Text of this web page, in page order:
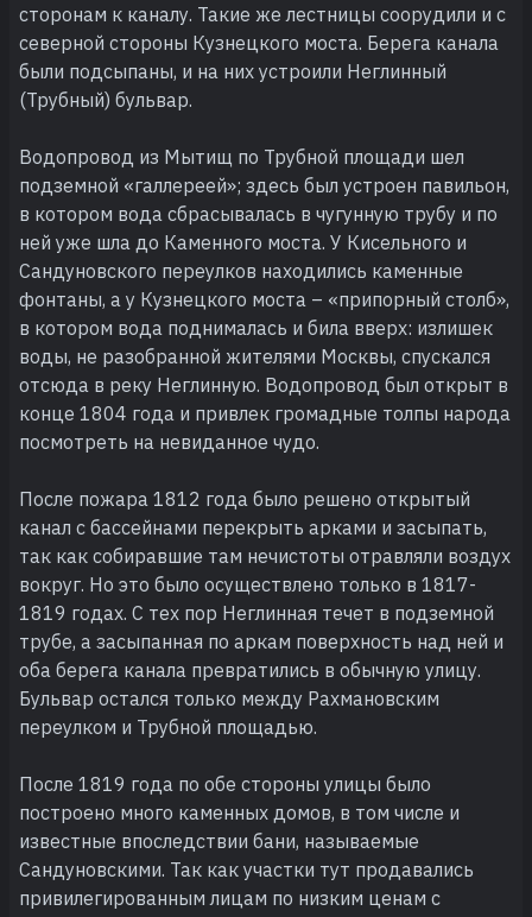
сторонам к каналу. Такие же лестницы соорудили и с
северной стороны Кузнецкого моста. Берега канала
были подсыпаны, и на них устроили Неглинный
(Трубный) бульвар.
Водопровод из Мытищ по Трубной площади шел
подземной «галлереей»; здесь был устроен павильон,
в котором вода сбрасывалась в чугунную трубу и по
ней уже шла до Каменного моста. У Кисельного и
Сандуновского переулков находились каменные
фонтаны, а у Кузнецкого моста – «припорный столб»,
в котором вода поднималась и била вверх: излишек
воды, не разобранной жителями Москвы, спускался
отсюда в реку Неглинную. Водопровод был открыт в
конце 1804 года и привлек громадные толпы народа
посмотреть на невиданное чудо.
После пожара 1812 года было решено открытый
канал с бассейнами перекрыть арками и засыпать,
так как собиравшие там нечистоты отравляли воздух
вокруг. Но это было осуществлено только в 1817-
1819 годах. С тех пор Неглинная течет в подземной
трубе, а засыпанная по аркам поверхность над ней и
оба берега канала превратились в обычную улицу.
Бульвар остался только между Рахмановским
переулком и Трубной площадью.
После 1819 года по обе стороны улицы было
построено много каменных домов, в том числе и
известные впоследствии бани, называемые
Сандуновскими. Так как участки тут продавались
привилегированным лицам по низким ценам с